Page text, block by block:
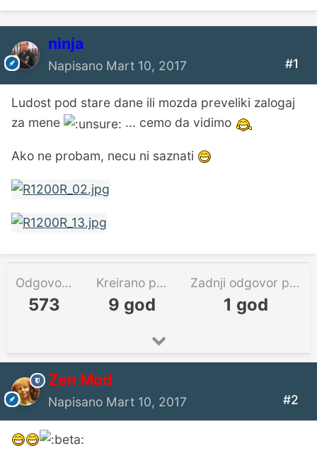
ninja
Napisano Mart 10, 2017 #1
Ludost pod stare dane ili mozda preveliki zalogaj
za mene
... cemo da vidimo
Ako ne probam, necu ni saznati
Odgovora
573
Kreirano pre
9 god
Zadnji odgovor pre
1 god
Zen Mod
Napisano Mart 10, 2017 #2